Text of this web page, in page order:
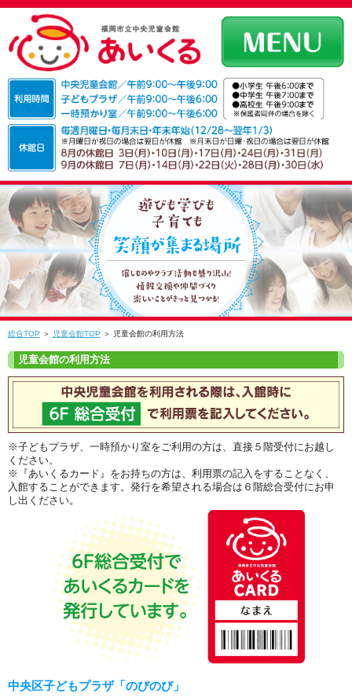
総合TOP ＞ 児童会館TOP ＞ 児童会館の利用方法
※子どもプラザ、一時預かり室をご利用の方は、直接５階受付にお越し
ください。
※『あいくるカード』をお持ちの方は、利用票の記入をすることなく、
入館することができます。発行を希望される場合は６階総合受付にお申
し出ください。
中央区子どもプラザ「のびのび」